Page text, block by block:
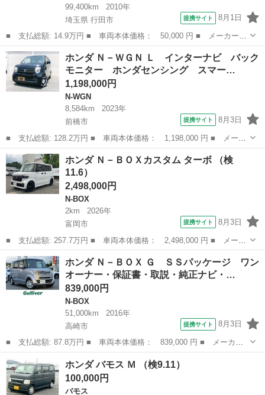
99,400km
2010年
埼玉県 行田市
提携サイト 8月1日
■ 支払総額: 14.9万円 ■ 車両本体価格： 50,000 円 ■ メーカー
名： ホンダ ■ 車種名： ライフ ■ グレード名： パステルター
ボ 車検１０年８月まで・新品バッテリー・故障診断済・４ナンバー
バン登録可能・...
埼玉 行田市 ライフ
ホンダ Ｎ－ＷＧＮ Ｌ インターナビ バック
モニター ホンダセンシング スマー…
1,198,000円
N-WGN
8,584km
2023年
前橋市
提携サイト 8月3日
■ 支払総額: 128.2万円 ■ 車両本体価格： 1,198,000 円 ■ メーカ
ー名： ホンダ ■ 車種名： Ｎ－ＷＧＮ ■ グレード名： Ｌ イ
ンターナビ バックモニター ホンダセンシング スマートキー パ
ーキング...
群馬 前橋市 N-WGN
ホンダ Ｎ－ＢＯＸカスタム ターボ （検
11.6）
2,498,000円
N-BOX
2km
2026年
富岡市
提携サイト 8月3日
■ 支払総額: 257.7万円 ■ 車両本体価格： 2,498,000 円 ■ メーカ
ー名： ホンダ ■ 車種名： Ｎ－ＢＯＸカスタム ■ グレード
名： ターボ ■ 排気量： 660cc ■ ドア枚数： 5D ■ ミッショ...
群馬 富岡市 N-BOX
ホンダ Ｎ－ＢＯＸ Ｇ ＳＳパッケージ ワン
オーナー・保証書・取説・純正ナビ・…
839,000円
N-BOX
51,000km
2016年
高崎市
提携サイト 8月3日
■ 支払総額: 87.8万円 ■ 車両本体価格： 839,000 円 ■ メーカー
名： ホンダ ■ 車種名： Ｎ－ＢＯＸ ■ グレード名： Ｇ ＳＳ
パッケージ ワンオーナー・保証書・取説・純正ナビ・バックカメ
ラ・フルセグ・...
群馬 N-BOX
ホンダ バモス Ｍ （検9.11）
100,000円
バモス